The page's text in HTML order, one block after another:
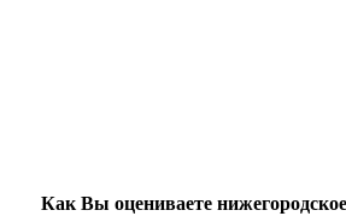
Как Вы оцениваете